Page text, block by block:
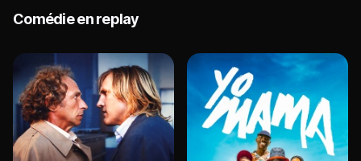
Comédie en replay